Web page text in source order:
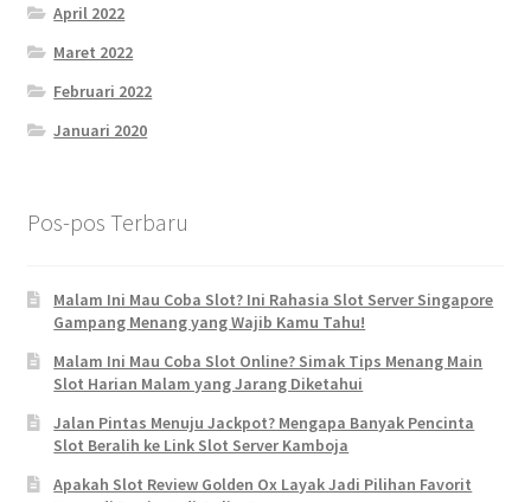
April 2022
Maret 2022
Februari 2022
Januari 2020
Pos-pos Terbaru
Malam Ini Mau Coba Slot? Ini Rahasia Slot Server Singapore
Gampang Menang yang Wajib Kamu Tahu!
Malam Ini Mau Coba Slot Online? Simak Tips Menang Main
Slot Harian Malam yang Jarang Diketahui
Jalan Pintas Menuju Jackpot? Mengapa Banyak Pencinta
Slot Beralih ke Link Slot Server Kamboja
Apakah Slot Review Golden Ox Layak Jadi Pilihan Favorit